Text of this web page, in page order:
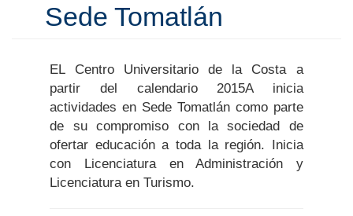
Sede Tomatlán
EL Centro Universitario de la Costa a
partir del calendario 2015A inicia
actividades en Sede Tomatlán como parte
de su compromiso con la sociedad de
ofertar educación a toda la región. Inicia
con Licenciatura en Administración y
Licenciatura en Turismo.